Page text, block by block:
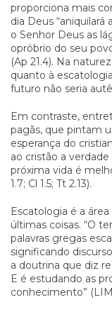
proporciona mais
dia Deus
o Senhor Deus as
opróbrio do seu
(Ap 21.4). Na
quanto à
futuro não seria
Em contraste,
pagãs, que pintam
esperança do
ao cristão a
próxima vida é
1.7; Cl 1.5; Tt 2.13).
Escatologia é a
últimas coisas. “O
palavras gregas
significando
a doutrina que diz
E é estudando as
conhecimento”